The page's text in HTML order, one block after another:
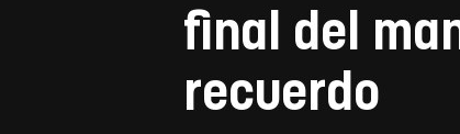
final del
recuerdo